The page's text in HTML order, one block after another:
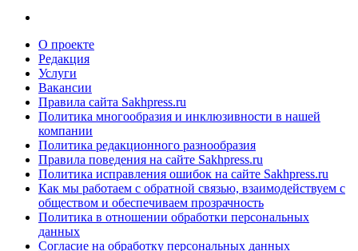
О проекте
Редакция
Услуги
Вакансии
Правила сайта Sakhpress.ru
Политика многообразия и инклюзивности в нашей
компании
Политика редакционного разнообразия
Правила поведения на сайте Sakhpress.ru
Политика исправления ошибок на сайте Sakhpress.ru
Как мы работаем с обратной связью, взаимодействуем с
обществом и обеспечиваем прозрачность
Политика в отношении обработки персональных
данных
Согласие на обработку персональных данных